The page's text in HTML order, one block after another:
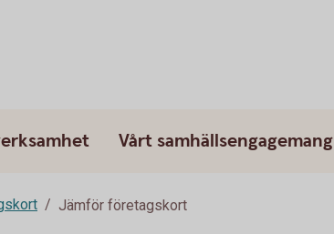
Vårt samhällsengagemang
Jämför företagskort